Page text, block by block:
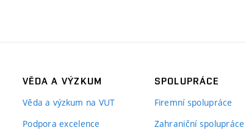
VĚDA A VÝZKUM
Věda a výzkum na VUT
Podpora excelence
SPOLUPRÁCE
Firemní spolupráce
Zahraniční spolupráce